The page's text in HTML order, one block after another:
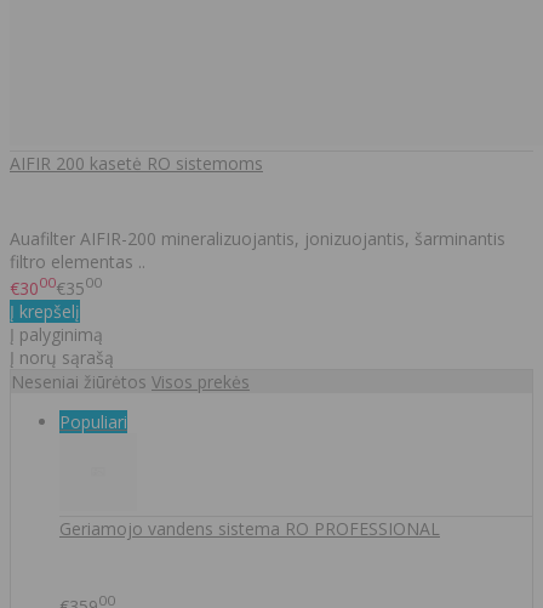
AIFIR 200 kasetė RO sistemoms
Auafilter AIFIR-200 mineralizuojantis, jonizuojantis, šarminantis
filtro elementas ..
€3000€3500
Į krepšelį
Į palyginimą
Į norų sąrašą
Neseniai žiūrėtos Visos prekės
Populiari
Geriamojo vandens sistema RO PROFESSIONAL
00